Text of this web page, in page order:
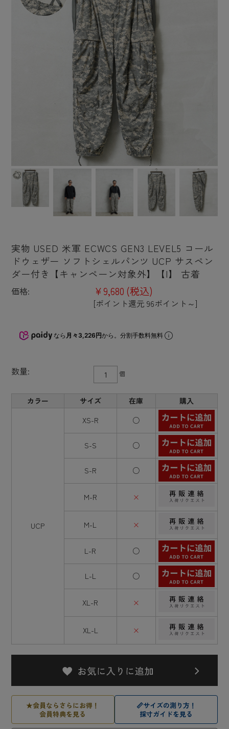
実物 USED 米軍 ECWCS GEN3 LEVEL5 コール
ドウェザー ソフトシェルパンツ UCP サスペン
ダー付き【キャンペーン対象外】【I】 古着
価格: ¥9,680 (税込)
[ポイント還元 96ポイント～]
なら 月々3,226円から。分割手数料無料
数量: 個
カラー サイズ 在庫 購入
UCP
XS-R ○
S-S ○
S-R ○
M-R ×
M-L ×
L-R ○
L-L ○
XL-R ×
XL-L ×
★会員ならさらにお得！
会員特典を見る
📏サイズの測り方！
採寸ガイドを見る